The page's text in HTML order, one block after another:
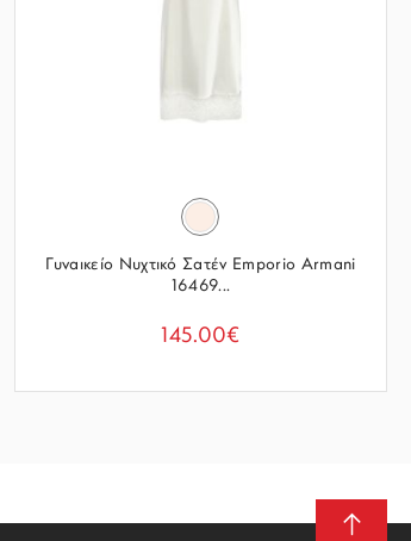
Γυναικείο Νυχτικό Σατέν Emporio Armani
16469...
145.00€